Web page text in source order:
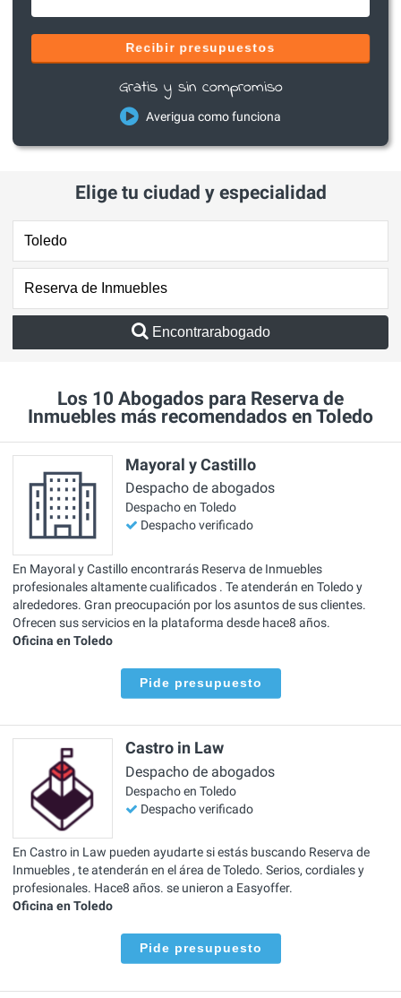
Recibir presupuestos
Gratis y sin compromiso
Averigua como funciona
Elige tu ciudad y especialidad
Encontrarabogado
Los 10 Abogados para Reserva de
Inmuebles más recomendados en Toledo
Mayoral y Castillo
Despacho de abogados
Despacho en Toledo
Despacho verificado
En Mayoral y Castillo encontrarás Reserva de Inmuebles
profesionales altamente cualificados . Te atenderán en Toledo y
alrededores. Gran preocupación por los asuntos de sus clientes.
Ofrecen sus servicios en la plataforma desde hace8 años.
Oficina en Toledo
Pide presupuesto
Castro in Law
Despacho de abogados
Despacho en Toledo
Despacho verificado
En Castro in Law pueden ayudarte si estás buscando Reserva de
Inmuebles , te atenderán en el área de Toledo. Serios, cordiales y
profesionales. Hace8 años. se unieron a Easyoffer.
Oficina en Toledo
Pide presupuesto